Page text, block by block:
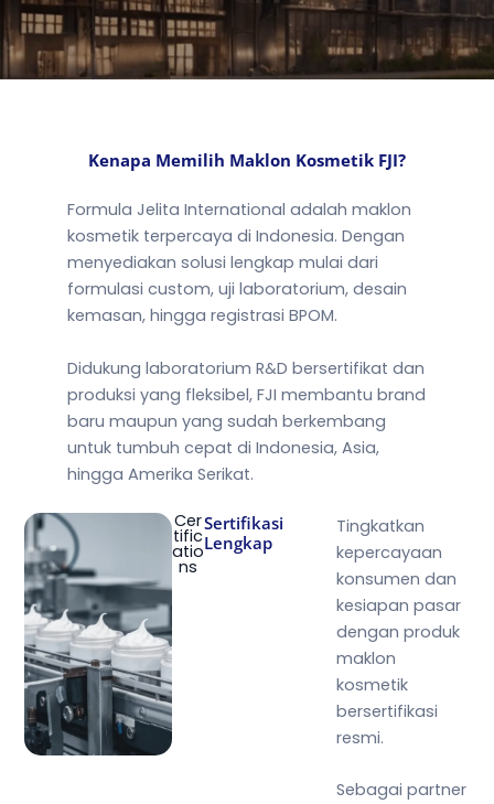
Kenapa Memilih Maklon Kosmetik FJI?
Formula Jelita International adalahmaklon
kosmetik terpercayadi Indonesia.Dengan
menyediakan solusi lengkap mulai dari
formulasi custom, uji laboratorium, desain
kemasan, hingga registrasi BPOM.
Didukung laboratorium R&D bersertifikat dan
produksi yang fleksibel, FJI membantu brand
baru maupun yang sudah berkembang
untuk tumbuh cepat di Indonesia, Asia,
hingga Amerika Serikat.
Cer
tific
atio
ns
Sertifikasi
Lengkap
Tingkatkan
kepercayaan
konsumen dan
kesiapan pasar
dengan produk
maklon
kosmetik
bersertifikasi
resmi.
Sebagai partner